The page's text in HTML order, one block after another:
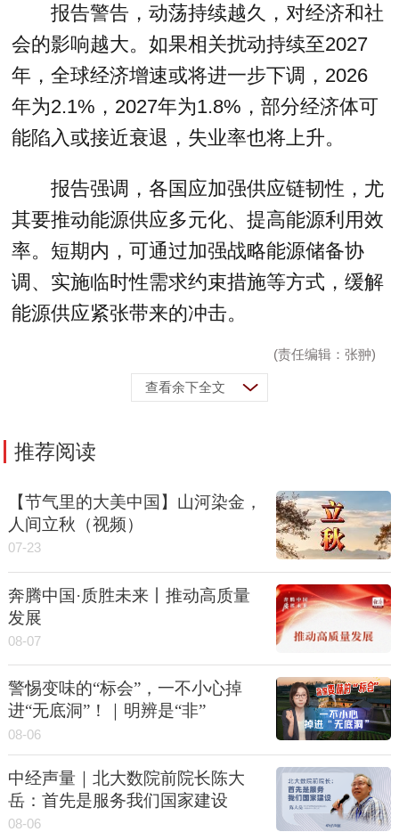
报告警告，动荡持续越久，对经济和社
会的影响越大。如果相关扰动持续至2027
年，全球经济增速或将进一步下调，2026
年为2.1%，2027年为1.8%，部分经济体可
能陷入或接近衰退，失业率也将上升。
报告强调，各国应加强供应链韧性，尤
其要推动能源供应多元化、提高能源利用效
率。短期内，可通过加强战略能源储备协
调、实施临时性需求约束措施等方式，缓解
能源供应紧张带来的冲击。
(责任编辑：张翀)
查看余下全文
推荐阅读
【节气里的大美中国】山河染金，
人间立秋（视频）
07-23
奔腾中国·质胜未来丨推动高质量
发展
08-07
警惕变味的“标会”，一不小心掉
进“无底洞”！｜明辨是“非”
08-06
中经声量｜北大数院前院长陈大
岳：首先是服务我们国家建设
08-06